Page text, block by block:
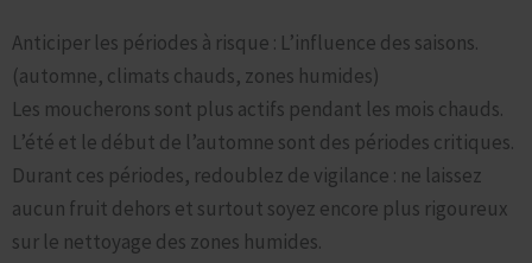
Anticiper les périodes à risque : L’influence des saisons.
(automne, climats chauds, zones humides)
Les moucherons sont plus actifs pendant les mois chauds.
L’été et le début de l’automne sont des périodes critiques.
Durant ces périodes, redoublez de vigilance : ne laissez
aucun fruit dehors et surtout soyez encore plus rigoureux
sur le nettoyage des zones humides.